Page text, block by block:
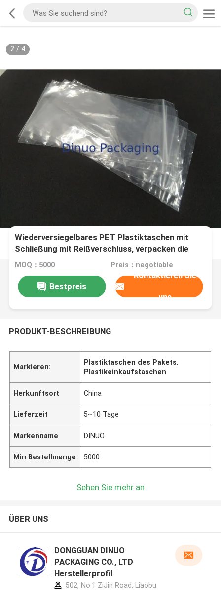
2/ 4
Wiederversiegelbares PET Plastiktaschen mit
Schließung mit Reißverschluss, verpacken die
wasserdichten Plastiktaschen
MOQ：5000 Preis：negotiable
Bestpreis
Kontaktieren Sie
uns
PRODUKT-BESCHREIBUNG
Markieren:
Plastiktaschen des Pakets,
Plastikeinkaufstaschen
Herkunftsort China
Lieferzeit 5~10 Tage
Markenname DINUO
Min Bestellmenge 5000
Sehen Sie mehr an
ÜBER UNS
DONGGUAN DINUO
PACKAGING CO., LTD
Herstellerprofil
502, No.1 ZiJin Road, Liaobu